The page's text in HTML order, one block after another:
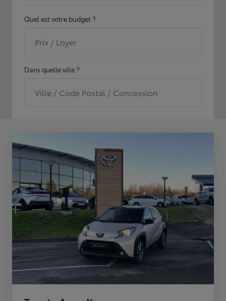
Quel est votre budget ?
Prix / Loyer
Dans quelle ville ?
Ville / Code Postal / Concession